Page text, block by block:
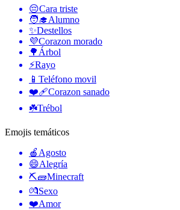
😔Cara triste
🧑‍🎓Alumno
✨Destellos
💜Corazon morado
🌳 Árbol
⚡Rayo
📱 Teléfono movil
❤️‍🩹Corazon sanado
☘️Trébol
Emojis temáticos
🍎 Agosto
😄Alegría
⛏🧱Minecraft
💏Sexo
❤️Amor